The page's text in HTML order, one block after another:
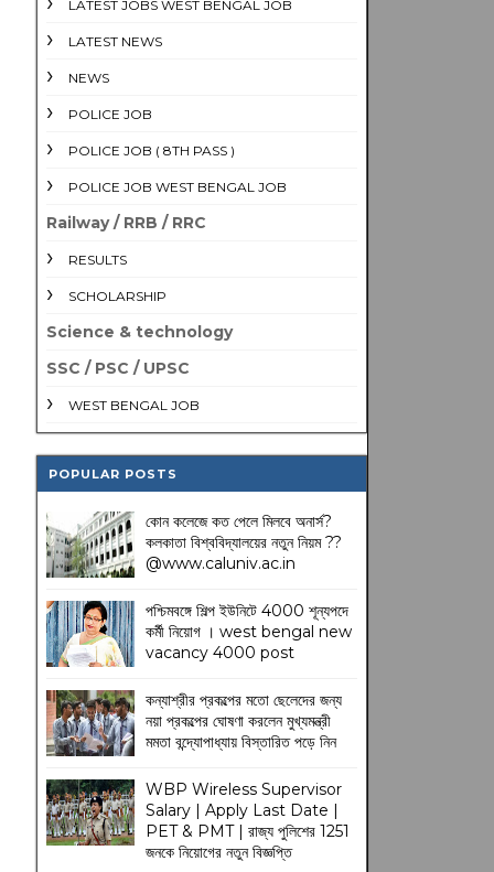
LATEST JOBS WEST BENGAL JOB
LATEST NEWS
NEWS
POLICE JOB
POLICE JOB ( 8TH PASS )
POLICE JOB WEST BENGAL JOB
Railway / RRB / RRC
RESULTS
SCHOLARSHIP
Science & technology
SSC / PSC / UPSC
WEST BENGAL JOB
POPULAR POSTS
কোন কলেজে কত পেলে মিলবে অনার্স?
কলকাতা বিশ্ববিদ্যালয়ের নতুন নিয়ম??
@www.caluniv.ac.in
পশ্চিমবঙ্গে শিল্প ইউনিটে 4000 শূন্যপদে
কর্মী নিয়োগ । west bengal new
vacancy 4000 post
কন্যাশ্রীর প্রকল্পের মতো ছেলেদের জন্য
নয়া প্রকল্পের ঘোষণা করলেন মুখ্যমন্ত্রী
মমতা বন্দ্যোপাধ্যায় বিস্তারিত পড়ে নিন
WBP Wireless Supervisor
Salary | Apply Last Date |
PET & PMT | রাজ্য পুলিশের 1251
জনকে নিয়োগের নতুন বিজ্ঞপ্তি